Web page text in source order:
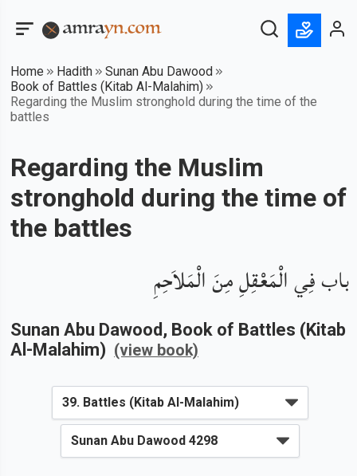
Home Hadith
Sunan Abu Dawood
Book of Battles (Kitab Al-Malahim)
Regarding the Muslim stronghold during the time of the
battles
Regarding the Muslim
stronghold during the time of
the battles
باب فِي الْمَعْقِلِ مِنَ الْمَلاَحِمِ
Sunan Abu Dawood , Book of Battles (Kitab
Al-Malahim) (view book)